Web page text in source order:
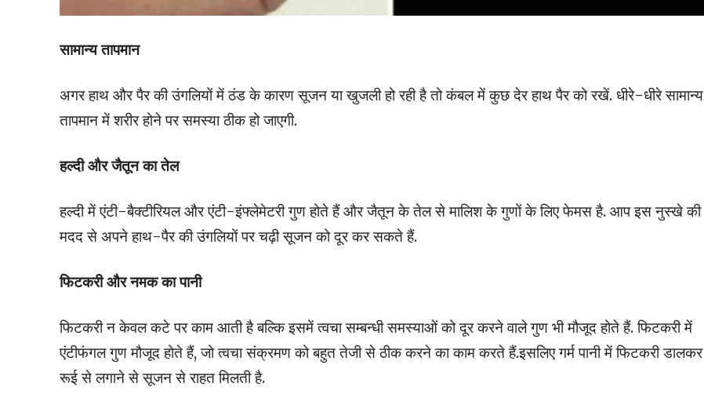
सामान्य तापमान
अगर हाथ और पैर की उंगलियों में ठंड के कारण सूजन या खुजली हो रही है तो कंबल में कुछ देर हाथ पैर को रखें. धीरे-धीरे सामान्य
तापमान में शरीर होने पर समस्या ठीक हो जाएगी.
हल्दी और जैतून का तेल
हल्दी में एंटी-बैक्टीरियल और एंटी-इंफ्लेमेटरी गुण होते हैं और जैतून के तेल से मालिश के गुणों के लिए फेमस है. आप इस नुस्खे की
मदद से अपने हाथ-पैर की उंगलियों पर चढ़ी सूजन को दूर कर सकते हैं.
फिटकरी और नमक का पानी
फिटकरी न केवल कटे पर काम आती है बल्कि इसमें त्वचा सम्बन्धी समस्याओं को दूर करने वाले गुण भी मौजूद होते हैं. फिटकरी में
एंटीफंगल गुण मौजूद होते हैं, जो त्वचा संक्रमण को बहुत तेजी से ठीक करने का काम करते हैं.इसलिए गर्म पानी में फिटकरी डालकर
रूई से लगाने से सूजन से राहत मिलती है.